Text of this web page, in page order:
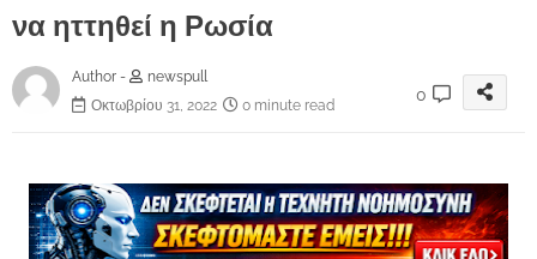
να ηττηθεί η Ρωσία
Author -
newspull
Οκτωβρίου 31, 2022
0 minute read
0